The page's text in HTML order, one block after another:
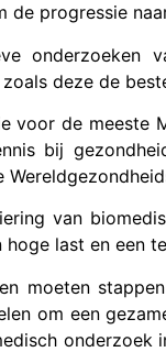
de progressie
onderzoeken
deze de
voor de meeste
bij
van
hoge last en een
moeten
om een
onderzoek